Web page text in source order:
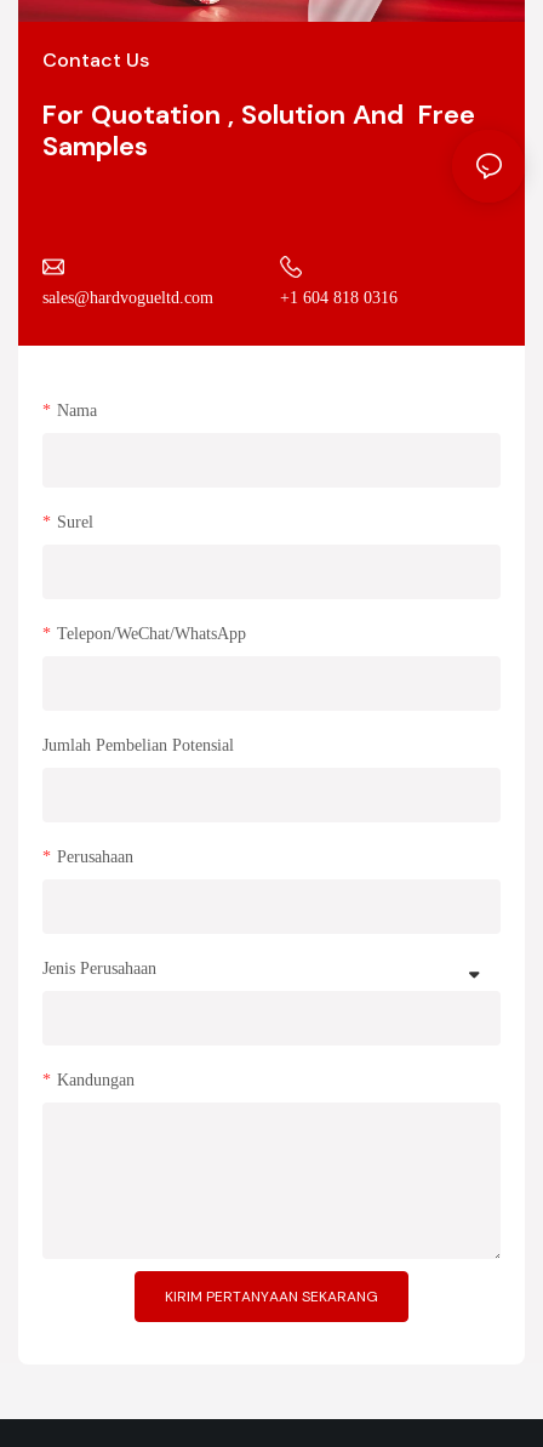
Contact Us
For Quotation , Solution And Free
Samples
sales@hardvogueltd.com +1 604 818 0316
Nama
Surel
Telepon/WeChat/WhatsApp
Jumlah Pembelian Potensial
Perusahaan
Jenis Perusahaan
Kandungan
KIRIM PERTANYAAN SEKARANG